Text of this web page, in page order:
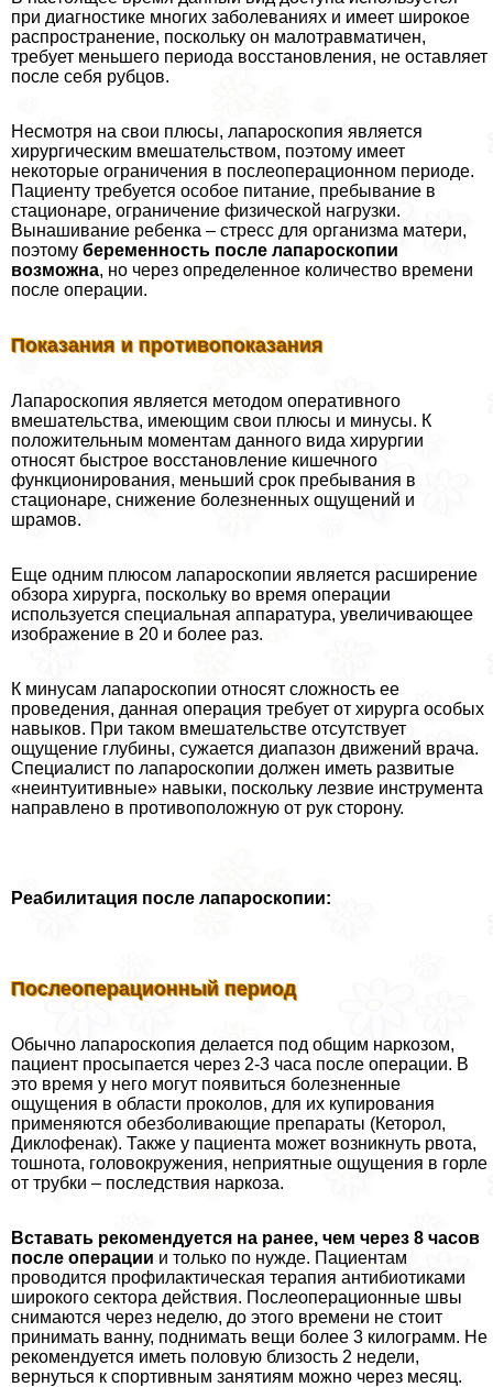
при диагностике многих заболеваниях и имеет широкое
распространение, поскольку он малотравматичен,
требует меньшего периода восстановления, не оставляет
после себя рубцов.
Несмотря на свои плюсы, лапароскопия является
хирургическим вмешательством, поэтому имеет
некоторые ограничения в послеоперационном периоде.
Пациенту требуется особое питание, пребывание в
стационаре, ограничение физической нагрузки.
Вынашивание ребенка – стресс для организма матери,
поэтому беременность после лапароскопии
возможна, но через определенное количество времени
после операции.
Показания и противопоказания
Лапароскопия является методом оперативного
вмешательства, имеющим свои плюсы и минусы. К
положительным моментам данного вида хирургии
относят быстрое восстановление кишечного
функционирования, меньший срок пребывания в
стационаре, снижение болезненных ощущений и
шрамов.
Еще одним плюсом лапароскопии является расширение
обзора хирурга, поскольку во время операции
используется специальная аппаратура, увеличивающее
изображение в 20 и более раз.
К минусам лапароскопии относят сложность ее
проведения, данная операция требует от хирурга особых
навыков. При таком вмешательстве отсутствует
ощущение глубины, сужается диапазон движений врача.
Специалист по лапароскопии должен иметь развитые
«неинтуитивные» навыки, поскольку лезвие инструмента
направлено в противоположную от рук сторону.
Реабилитация после лапароскопии:
Послеоперационный период
Обычно лапароскопия делается под общим наркозом,
пациент просыпается через 2-3 часа после операции. В
это время у него могут появиться болезненные
ощущения в области проколов, для их купирования
применяются обезболивающие препараты (Кеторол,
Диклофенак). Также у пациента может возникнуть рвота,
тошнота, головокружения, неприятные ощущения в горле
от трубки – последствия наркоза.
Вставать рекомендуется на ранее, чем через 8 часов
после операции и только по нужде. Пациентам
проводится профилактическая терапия антибиотиками
широкого сектора действия. Послеоперационные швы
снимаются через неделю, до этого времени не стоит
принимать ванну, поднимать вещи более 3 килограмм. Не
рекомендуется иметь пoлoвую близость 2 недели,
вернуться к спортивным занятиям можно через месяц.